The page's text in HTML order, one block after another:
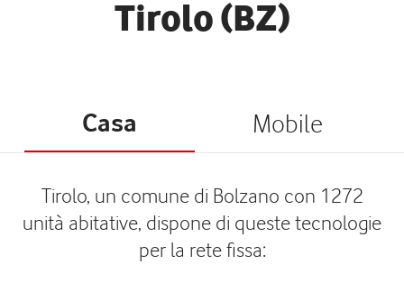
Tirolo (BZ)
Casa Mobile
Tirolo, un comune di Bolzano con 1272
unità abitative, dispone di queste tecnologie
per la rete fissa: